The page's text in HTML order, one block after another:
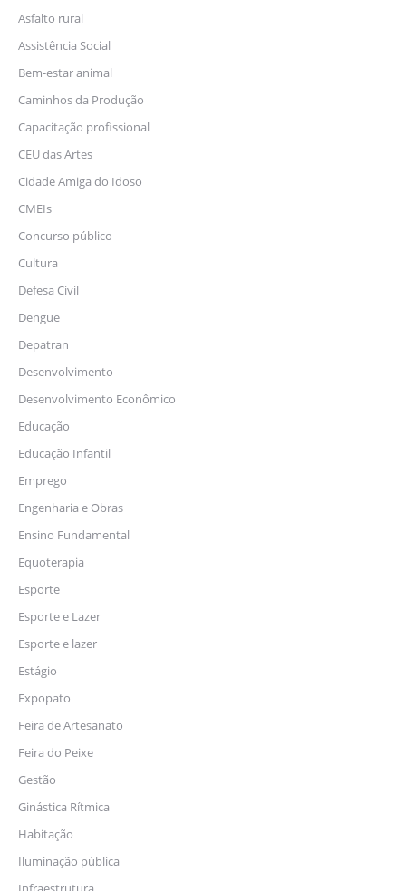
Asfalto rural
Assistência Social
Bem-estar animal
Caminhos da Produção
Capacitação profissional
CEU das Artes
Cidade Amiga do Idoso
CMEIs
Concurso público
Cultura
Defesa Civil
Dengue
Depatran
Desenvolvimento
Desenvolvimento Econômico
Educação
Educação Infantil
Emprego
Engenharia e Obras
Ensino Fundamental
Equoterapia
Esporte
Esporte e Lazer
Esporte e lazer
Estágio
Expopato
Feira de Artesanato
Feira do Peixe
Gestão
Ginástica Rítmica
Habitação
Iluminação pública